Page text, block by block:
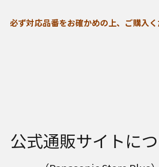
必ず対応品番をお確かめの上、ご購入く
公式通販サイトに